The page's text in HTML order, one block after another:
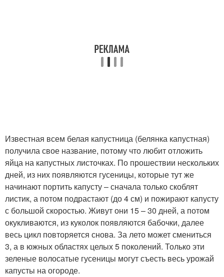
Известная всем белая капустница (белянка капустная)
получила свое название, потому что любит отложить
яйца на капустных листочках. По прошествии нескольких
дней, из них появляются гусеницы, которые тут же
начинают портить капусту – сначала только скоблят
листик, а потом подрастают (до 4 см) и пожирают капусту
с большой скоростью. Живут они 15 – 30 дней, а потом
окукливаются, из куколок появляются бабочки, далее
весь цикл повторяется снова. За лето может смениться
3, а в южных областях целых 5 поколений. Только эти
зеленые волосатые гусеницы могут съесть весь урожай
капусты на огороде.